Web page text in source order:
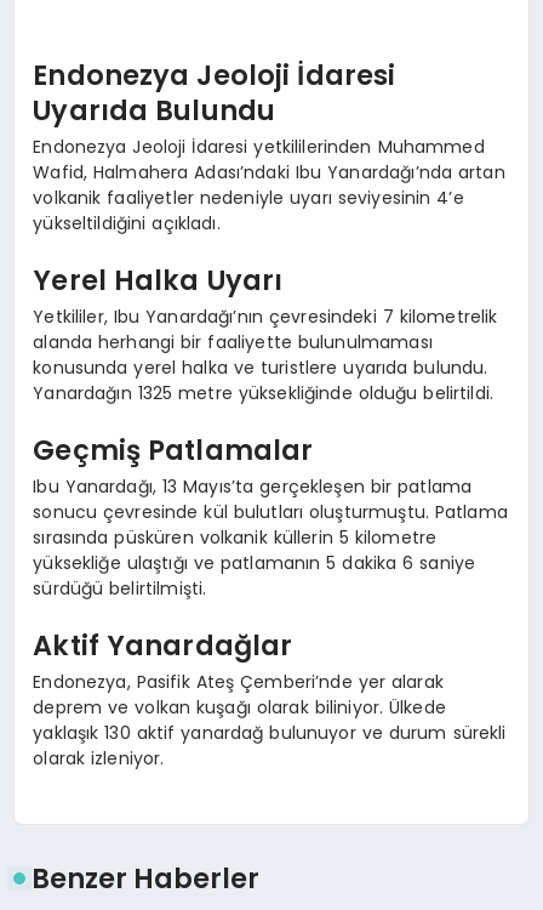
Endonezya Jeoloji İdaresi
Uyarıda Bulundu
Endonezya Jeoloji İdaresi yetkililerinden Muhammed
Wafid, Halmahera Adası’ndaki Ibu Yanardağı’nda artan
volkanik faaliyetler nedeniyle uyarı seviyesinin 4’e
yükseltildiğini açıkladı.
Yerel Halka Uyarı
Yetkililer, Ibu Yanardağı’nın çevresindeki 7 kilometrelik
alanda herhangi bir faaliyette bulunulmaması
konusunda yerel halka ve turistlere uyarıda bulundu.
Yanardağın 1325 metre yüksekliğinde olduğu belirtildi.
Geçmiş Patlamalar
Ibu Yanardağı, 13 Mayıs’ta gerçekleşen bir patlama
sonucu çevresinde kül bulutları oluşturmuştu. Patlama
sırasında püsküren volkanik küllerin 5 kilometre
yüksekliğe ulaştığı ve patlamanın 5 dakika 6 saniye
sürdüğü belirtilmişti.
Aktif Yanardağlar
Endonezya, Pasifik Ateş Çemberi’nde yer alarak
deprem ve volkan kuşağı olarak biliniyor. Ülkede
yaklaşık 130 aktif yanardağ bulunuyor ve durum sürekli
olarak izleniyor.
Benzer Haberler